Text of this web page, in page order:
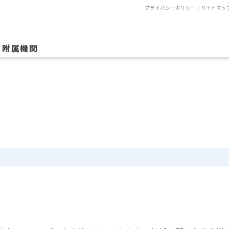
サイトマッ
｜
プライバシーポリシー
附属機関